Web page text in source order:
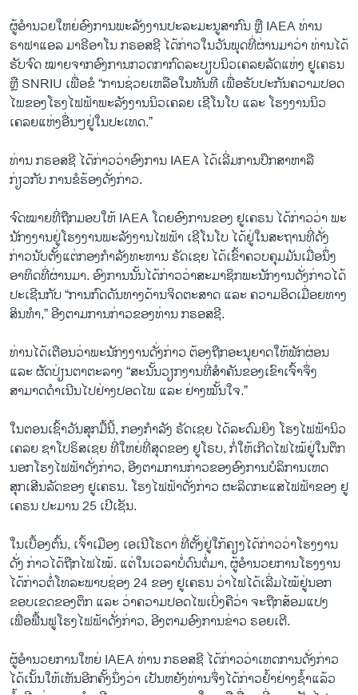
ຜູ້ອຳນວຍໃຫຍ່ອົງການພະລັງງານປະລະມະນູສາກົນ ຫຼື IAEA ທ່ານ
ຣາຟາແອລ ມາຣີອາໂນ ກຣອສຊີ ໄດ້ກ່າວໃນວັນພຸດທີ່ຜ່ານມາວ່າ ທ່ານໄດ້
ຮັບຈົດ ໝາຍຈາກອົງການກວດກາກົດລະບຽບນິວເຄລຍລັດແຫ່ງ ຢູເຄຣນ
ຫຼື SNRIU ເພື່ອຂໍ “ການຊ່ວຍເຫລືອໃນທັນທີ ເພື່ອຮັບປະກັນຄວາມປອດ
ໄພຂອງໂຮງ​ໄຟ​ຟ້າພະລັງງານນິວເຄລຍ ເຊີໂນໂບ ແລະ ໂຮງງານນິວ
ເຄລຍແຫ່ງອື່ນໆຢູ່ໃນປະເທດ.”
ທ່ານ ກຣອສຊີ ໄດ້ກ່າວວ່າອົງການ IAEA ໄດ້ເລີ່ມການປຶກສາຫາລື
ກ່ຽວກັບ ການຂໍຮ້ອງດັ່ງກ່າວ.
ຈົດໝາຍທີ່ຖືກມອບໃຫ້ IAEA ໂດຍອົງການຂອງ ຢູເຄຣນ ໄດ້ກ່າວວ່າ ພະ
ນັກງງານຢູ່ໂຮງງານພະລັງງານໄຟຟ້າ ເຊີໂນໂບ ໄດ້ຢູ່ໃນສະຖານທີ່ດັ່ງ
ກ່າວນັບຕັ້ງແຕ່ກອງກຳລັງທະຫານ ຣັດເຊຍ ໄດ້ເຂົ້າຄວບຄຸມມັນເມື່ອນຶ່ງ
ອາທິດທີ່ຜ່ານມາ. ອົງການນັ້ນໄດ້ກ່າວວ່າສະມາຊິກພະນັກງານດັ່ງກ່າວໄດ້
ປະເຊີນກັບ “ການກົດດັນທາງດ້ານຈິດຕະສາດ ແລະ ຄວາມອິດເມື່ອຍທາງ
ສິນທຳ,” ອີງຕາມການກ່າວຂອງທ່ານ ກຣອສຊີ.
ທ່ານໄດ້ເຕືອນວ່າພະນັກງງານດັ່ງກ່າວ ຕ້ອງຖືກອະນຸຍາດໃຫ້ພັກຜ່ອນ
ແລະ ຜັດປ່ຽນຕາຕະລາງ “ສະນັ້ນວຽກງານທີ່ສຳຄັນຂອງເຂົາເຈົ້າຈຶ່ງ
ສາມາດດຳເນີນໄປຢ່າງປອດໄພ ແລະ ຢ່າງໝັ້ນໃຈ.”
ໃນຕອນເຊົ້າວັນສຸກມື້ນີ້, ກອງກຳລັງ ຣັດເຊຍ ໄດ້ລະດົມຍິງ ໂຮງໄຟ​ຟ້ານິວ
ເຄລຍ ຊາໂປຣິສເຊຍ ທີ່ໃຫຍ່ທີ່ສຸດຂອງ ຢູໂຣບ, ກໍ່ໃຫ້ເກີດໄຟໄໝ້ຢູ່ໃນຕຶກ
ນອກໂຮງໄຟ​ຟ້າດັ່ງກ່າວ, ອີງຕາມການກ່າວຂອງອົງການບໍລິການເຫດ
ສຸກເສີນລັດຂອງ ຢູເຄຣນ. ໂຮງໄຟ​ຟ້າດັ່ງກ່າວ ຜະລິດກະ​ແສໄຟຟ້າຂອງ ຢູ
ເຄຣນ ປະມານ 25 ເປີເຊັນ.
ໃນເບື້ອງຕົ້ນ, ເຈົ້າເມືອງ ເອເນີໂຮດາ ທີ່ຕັ້ງຢູ່ໃກ້ຄຽງໄດ້ກ່າວວ່າໂຮງງານ
ດັ່ງ ກ່າວໄດ້ຖືກໄຟໄໝ້. ແຕ່ໃນເວລາບໍ່ດົນຕໍ່ມາ, ຜູ້ອຳນວຍການໂຮງງານ
ໄດ້ກ່າວຕໍ່ໂທລະພາບຊ່ອງ 24 ຂອງ ຢູເຄຣນ ວ່າໄຟໄດ້ເລີ່ມໄໝ້ຢູ່ນອກ
ຂອບເຂດຂອງຕຶກ ແລະ ວ່າຄວາມປອດໄພເບິ່ງຄືວ່າ ຈະຖືກສ້ອມ​ແປງ​
ເພື່ອ​ຟື້ນ​ຟູໂຮງ​ໄຟ​ຟ້າດັ່ງກ່າວ, ອີງຕາມອົງການຂ່າວ ຣອຍເຕີ.
ຜູ້ອຳນວຍການໃຫຍ່ IAEA ທ່ານ ກຣອສຊີ ໄດ້ກ່າວວ່າເຫດການດັ່ງກ່າວ
ໄດ້ເນັ້ນໃຫ້ເຫັນອີກຄັ້ງນຶ່ງວ່າ ເປັນຫຍັງທ່ານຈຶ່ງໄດ້ກ່າວຢໍ້າຢ່າງຊໍ້າແລ້ວ